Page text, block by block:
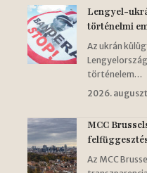
Lengyel-
történelmi
Az ukrán
történelem…
2026.
MCC
Az MCC